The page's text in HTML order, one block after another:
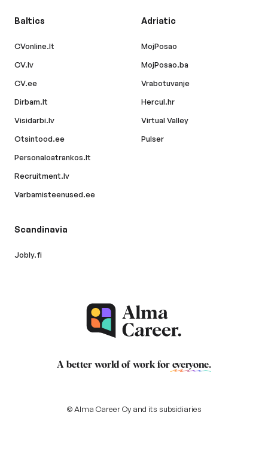
Baltics
CVonline.lt
CV.lv
CV.ee
Dirbam.lt
Visidarbi.lv
Otsintood.ee
Personaloatrankos.lt
Recruitment.lv
Varbamisteenused.ee
Adriatic
MojPosao
MojPosao.ba
Vrabotuvanje
Hercul.hr
Virtual Valley
Pulser
Scandinavia
Jobly.fi
A better world of work for everyone.
© Alma Career Oy and its subsidiaries